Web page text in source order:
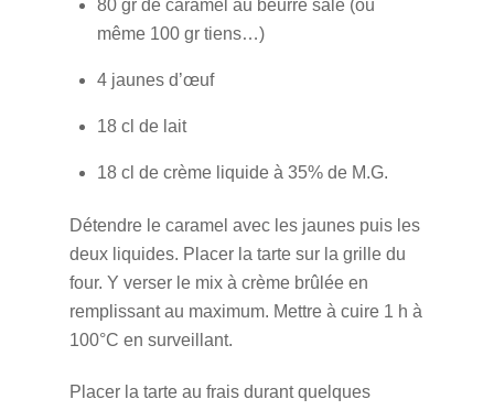
80 gr de caramel au beurre salé (ou
même 100 gr tiens…)
4 jaunes d’œuf
18 cl de lait
18 cl de crème liquide à 35% de M.G.
Détendre le caramel avec les jaunes puis les
deux liquides. Placer la tarte sur la grille du
four. Y verser le mix à crème brûlée en
remplissant au maximum. Mettre à cuire 1 h à
100°C en surveillant.
Placer la tarte au frais durant quelques